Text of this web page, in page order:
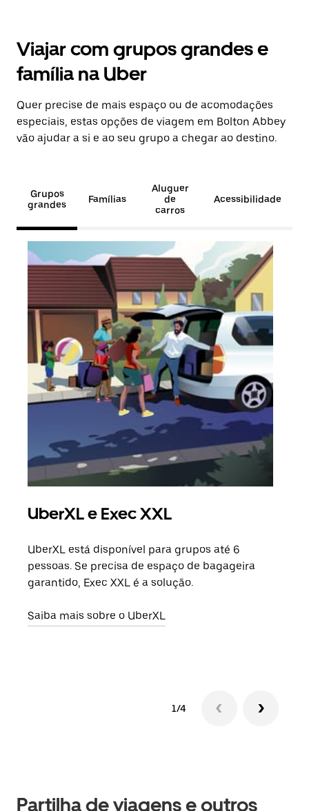
Viajar com grupos grandes e
família na Uber
Quer precise de mais espaço ou de acomodações
especiais, estas opções de viagem em Bolton Abbey
vão ajudar a si e ao seu grupo a chegar ao destino.
Grupos
grandes
Famílias
Aluguer
de
carros
Acessibilidade
UberXL e Exec XXL
UberXL está disponível para grupos até 6
pessoas. Se precisa de espaço de bagageira
garantido, Exec XXL é a solução.
Saiba mais sobre o UberXL
1/4
Partilha de viagens e outros